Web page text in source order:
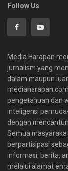
Follow Us
Media Harapan
jurnalism yang
dalam maupun
pengetahuan dan
inteligensi
dengan
Semua
berpartisipasi
informasi, berita,
melalui alamat